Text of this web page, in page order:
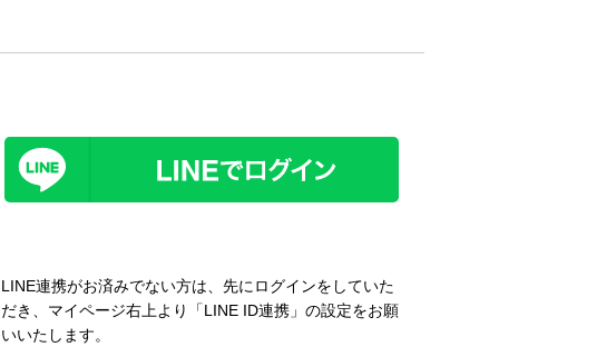
LINE連携がお済みでない方は、先にログインをしていた
だき、マイページ右上より「LINE ID連携」の設定をお願
いいたします。